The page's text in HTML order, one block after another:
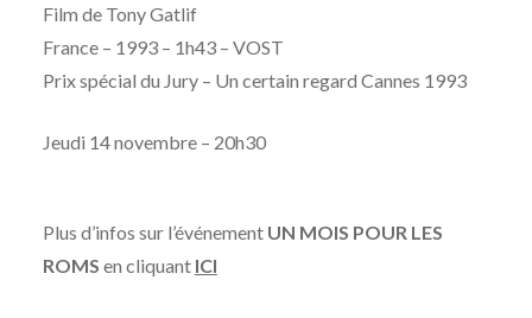
Film de Tony Gatlif
France – 1993 – 1h43 – VOST
Prix spécial du Jury – Un certain regard Cannes 1993
Jeudi 14 novembre – 20h30
Plus d’infos sur l’événement UN MOIS POUR LES
ROMS en cliquant ICI